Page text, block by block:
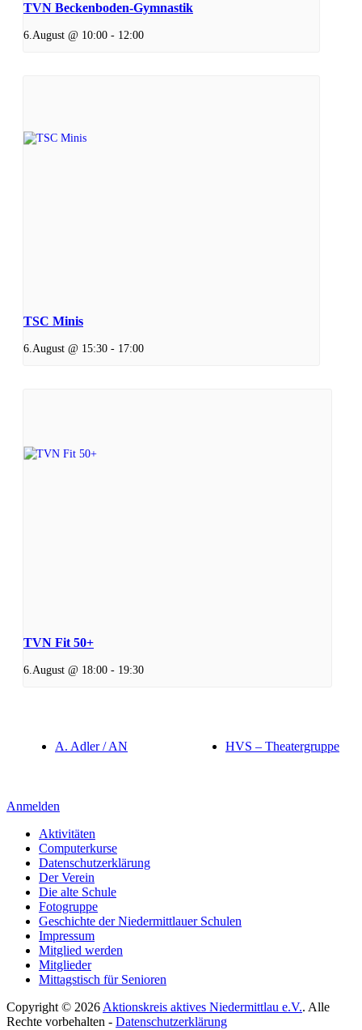
TVN Beckenboden-Gymnastik
6.August @ 10:00 - 12:00
TSC Minis
6.August @ 15:30 - 17:00
TVN Fit 50+
6.August @ 18:00 - 19:30
A. Adler / AN HVS – Theatergruppe
Anmelden
Aktivitäten
Computerkurse
Datenschutzerklärung
Der Verein
Die alte Schule
Fotogruppe
Geschichte der Niedermittlauer Schulen
Impressum
Mitglied werden
Mitglieder
Mittagstisch für Senioren
Copyright © 2026 Aktionskreis aktives Niedermittlau e.V.. Alle
Rechte vorbehalten - Datenschutzerklärung